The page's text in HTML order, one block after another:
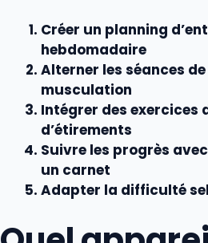
Créer un planning
hebdomadaire
Alterner les séances
musculation
Intégrer des exercices
d’étirements
Suivre les progrès
un carnet
Adapter la difficulté